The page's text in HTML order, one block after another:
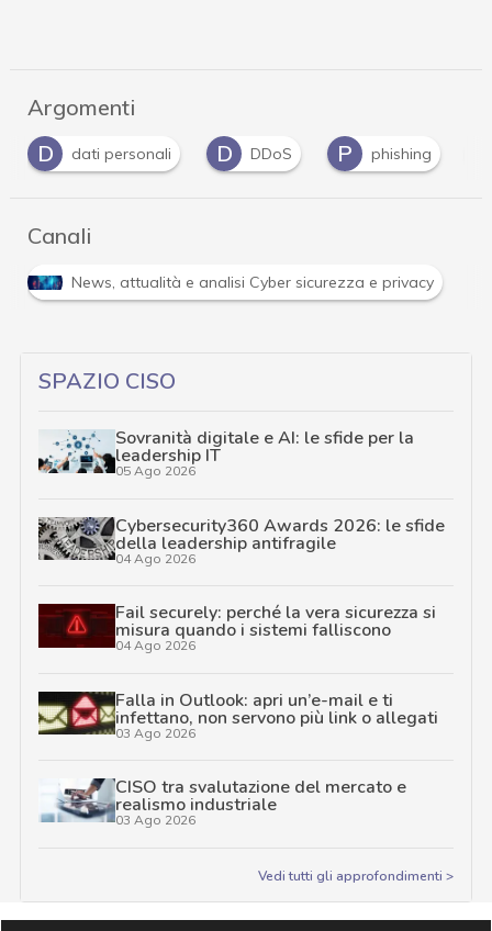
Argomenti
D
dati personali D DDoS P phishing
Canali
News, attualità e analisi Cyber sicurezza e privacy
SPAZIO CISO
Sovranità digitale e AI: le sfide per la
leadership IT
05 Ago 2026
Cybersecurity360 Awards 2026: le sfide
della leadership antifragile
04 Ago 2026
Fail securely: perché la vera sicurezza si
misura quando i sistemi falliscono
04 Ago 2026
Falla in Outlook: apri un’e-mail e ti
infettano, non servono più link o allegati
03 Ago 2026
CISO tra svalutazione del mercato e
realismo industriale
03 Ago 2026
Vedi tutti gli approfondimenti >